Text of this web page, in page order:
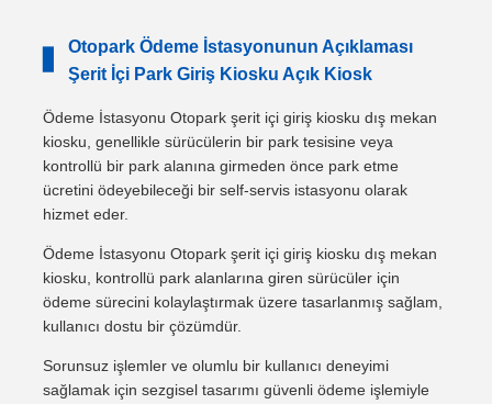
Otopark Ödeme İstasyonunun Açıklaması
Şerit İçi Park Giriş Kiosku Açık Kiosk
Ödeme İstasyonu Otopark şerit içi giriş kiosku dış mekan
kiosku, genellikle sürücülerin bir park tesisine veya
kontrollü bir park alanına girmeden önce park etme
ücretini ödeyebileceği bir self-servis istasyonu olarak
hizmet eder.
Ödeme İstasyonu Otopark şerit içi giriş kiosku dış mekan
kiosku, kontrollü park alanlarına giren sürücüler için
ödeme sürecini kolaylaştırmak üzere tasarlanmış sağlam,
kullanıcı dostu bir çözümdür.
Sorunsuz işlemler ve olumlu bir kullanıcı deneyimi
sağlamak için sezgisel tasarımı güvenli ödeme işlemiyle